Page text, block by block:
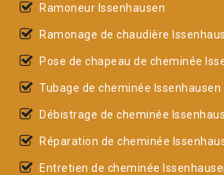
Ramoneur Issenhausen
Ramonage de chaudière
Pose de chapeau de cheminée
Tubage de cheminée Issenhausen
Débistrage de cheminée
Réparation de cheminée
Entretien de cheminée